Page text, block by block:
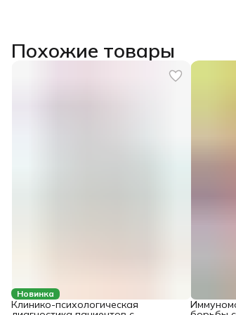
Похожие товары
Новинка
Клинико-психологическая